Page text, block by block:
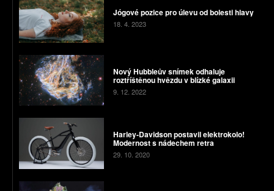
Jógové pozice pro úlevu od bolesti hlavy
18. 4. 2023
Nový Hubbleův snímek odhaluje
roztříštěnou hvězdu v blízké galaxii
9. 12. 2022
Harley-Davidson postavil elektrokolo!
Modernost s nádechem retra
29. 10. 2020